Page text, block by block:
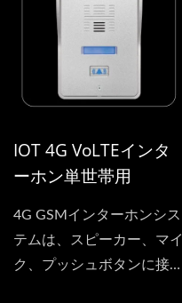
IOT 4G VoLTEインタ
ーホン単世帯用
4G GSMインターホンシス
テムは、スピーカー、マイ
ク、プッシュボタンに接続